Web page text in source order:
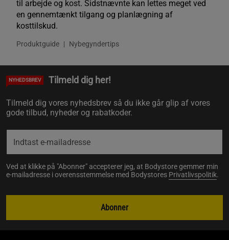
til arbejde og kost. Sidstnævnte kan lettes meget ved
en gennemtænkt tilgang og planlægning af
kosttilskud.
Produktguide Nybegyndertips
NYHEDSBREV Tilmeld dig her!
Tilmeld dig vores nyhedsbrev så du ikke går glip af vores
gode tilbud, nyheder og rabatkoder.
Ved at klikke på "Abonner" accepterer jeg, at Bodystore gemmer min
e-mailadresse i overensstemmelse med Bodystores Privatlivspolitik.
Abonner